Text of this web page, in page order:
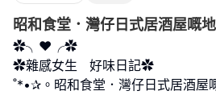
昭和食堂．灣仔日式居酒屋嘅
✿╮❤╭✿
✿雜感女生 好味日記✿
˚*•✰。昭和食堂．灣仔日式居酒屋